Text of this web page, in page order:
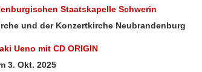
Staatskapelle Schwerin
und der Konzertkirche Neubrandenburg
Ueno mit CD ORIGIN
3. Okt. 2025